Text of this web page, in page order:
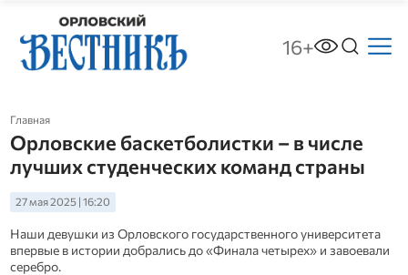
16+
Главная
Орловские баскетболистки – в числе
лучших студенческих команд страны
27 мая 2025 | 16:20
Наши девушки из Орловского государственного университета
впервые в истории добрались до «Финала четырех» и завоевали
серебро.